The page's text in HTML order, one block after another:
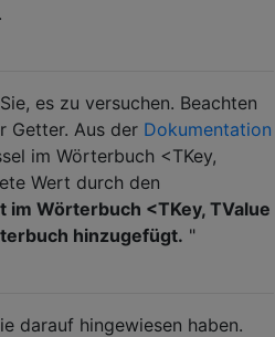
.
es zu versuchen. Beachten
Getter. Aus der Dokumentation
im Wörterbuch <TKey,
Wert durch den
im Wörterbuch <TKey, TValue
hinzugefügt. "
darauf hingewiesen haben.